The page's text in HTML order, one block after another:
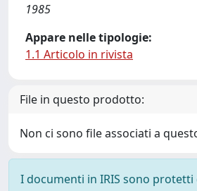
1985
Appare nelle tipologie:
1.1 Articolo in rivista
File in questo prodotto:
Non ci sono file associati a
I documenti in IRIS sono